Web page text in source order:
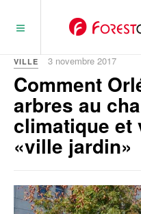
VILLE 3 novembre 2017
Comment
arbres au
climatique et
«ville jardin»